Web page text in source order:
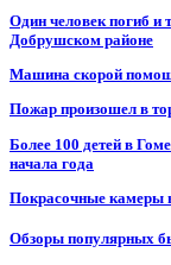
Один человек погиб и
Добрушском районе
Машина скорой
Пожар произошел в
Более 100 детей в
начала года
Покрасочные камеры
Обзоры популярных